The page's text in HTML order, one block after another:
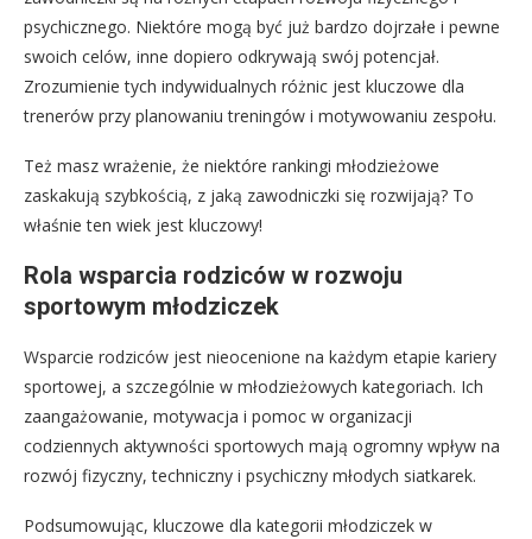
psychicznego. Niektóre mogą być już bardzo dojrzałe i pewne
swoich celów, inne dopiero odkrywają swój potencjał.
Zrozumienie tych indywidualnych różnic jest kluczowe dla
trenerów przy planowaniu treningów i motywowaniu zespołu.
Też masz wrażenie, że niektóre rankingi młodzieżowe
zaskakują szybkością, z jaką zawodniczki się rozwijają? To
właśnie ten wiek jest kluczowy!
Rola wsparcia rodziców w rozwoju
sportowym młodziczek
Wsparcie rodziców jest nieocenione na każdym etapie kariery
sportowej, a szczególnie w młodzieżowych kategoriach. Ich
zaangażowanie, motywacja i pomoc w organizacji
codziennych aktywności sportowych mają ogromny wpływ na
rozwój fizyczny, techniczny i psychiczny młodych siatkarek.
Podsumowując, kluczowe dla kategorii młodziczek w